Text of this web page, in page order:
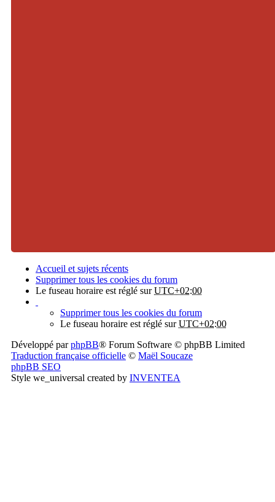
Accueil et sujets récents
Supprimer tous les cookies du forum
Le fuseau horaire est réglé surUTC+02:00
Supprimer tous les cookies du forum
Le fuseau horaire est réglé surUTC+02:00
Développé parphpBB® Forum Software © phpBB Limited
Traduction française officielle © Maël Soucaze
phpBB SEO
Style we_universal created by INVENTEA